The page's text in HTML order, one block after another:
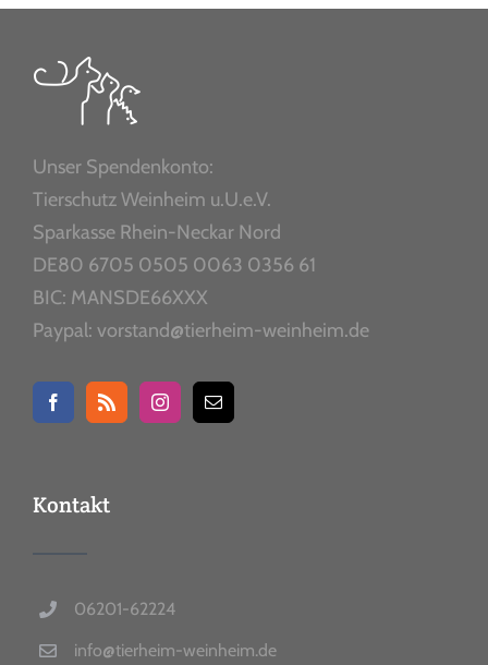
Unser Spendenkonto:
Tierschutz Weinheim u.U.e.V.
Sparkasse Rhein-Neckar Nord
DE80 6705 0505 0063 0356 61
BIC: MANSDE66XXX
Paypal: vorstand@tierheim-weinheim.de
Kontakt
06201-62224
info@tierheim-weinheim.de